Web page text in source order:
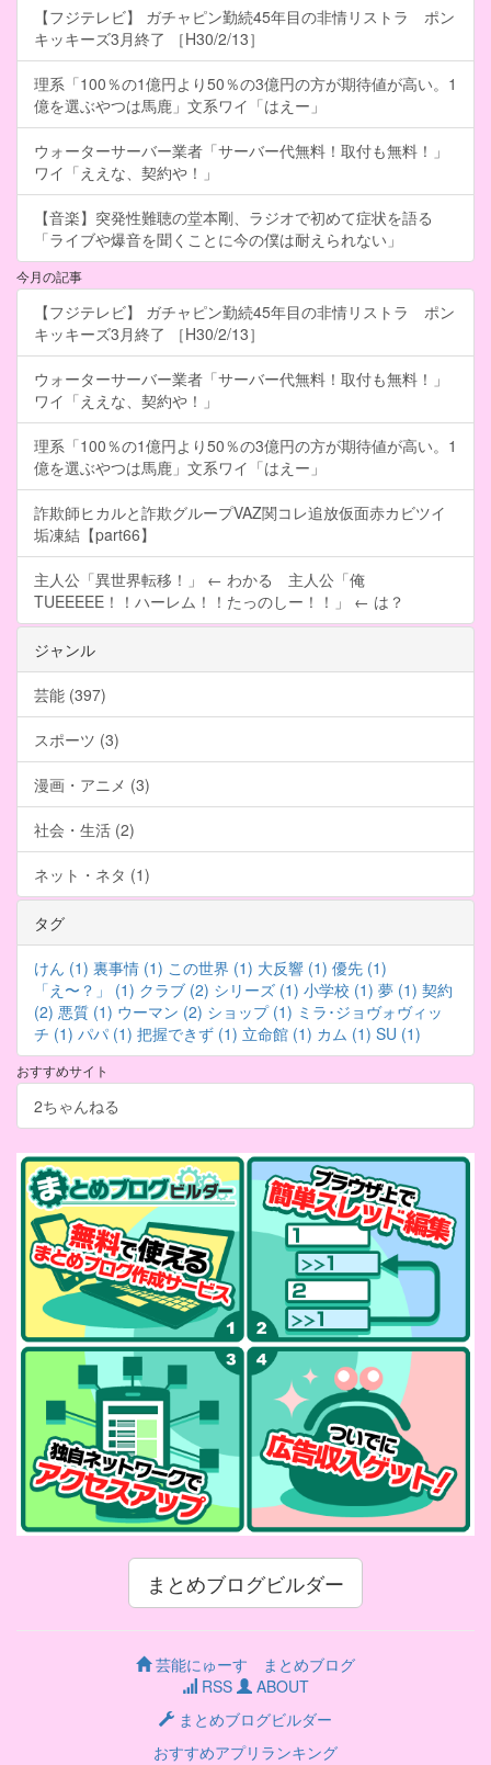
【フジテレビ】 ガチャピン勤続45年目の非情リストラ ポン
キッキーズ3月終了 ［H30/2/13］
理系「100％の1億円より50％の3億円の方が期待値が高い。1
億を選ぶやつは馬鹿」文系ワイ「はえー」
ウォーターサーバー業者「サーバー代無料！取付も無料！」
ワイ「ええな、契約や！」
【音楽】突発性難聴の堂本剛、ラジオで初めて症状を語る
「ライブや爆音を聞くことに今の僕は耐えられない」
今月の記事
【フジテレビ】 ガチャピン勤続45年目の非情リストラ ポン
キッキーズ3月終了 ［H30/2/13］
ウォーターサーバー業者「サーバー代無料！取付も無料！」
ワイ「ええな、契約や！」
理系「100％の1億円より50％の3億円の方が期待値が高い。1
億を選ぶやつは馬鹿」文系ワイ「はえー」
詐欺師ヒカルと詐欺グループVAZ関コレ追放仮面赤カビツイ
垢凍結【part66】
主人公「異世界転移！」 ← わかる 主人公「俺
TUEEEEE！！ハーレム！！たっのしー！！」 ← は？
ジャンル
芸能 (397)
スポーツ (3)
漫画・アニメ (3)
社会・生活 (2)
ネット・ネタ (1)
タグ
けん (1) 裏事情 (1) この世界 (1) 大反響 (1) 優先 (1)
「え〜？」 (1) クラブ (2) シリーズ (1) 小学校 (1) 夢 (1) 契約
(2) 悪質 (1) ウーマン (2) ショップ (1) ミラ･ジョヴォヴィッ
チ (1) パパ (1) 把握できず (1) 立命館 (1) カム (1) SU (1)
おすすめサイト
2ちゃんねる
まとめブログビルダー
芸能にゅーす まとめブログ
RSS
ABOUT
まとめブログビルダー
おすすめアプリランキング